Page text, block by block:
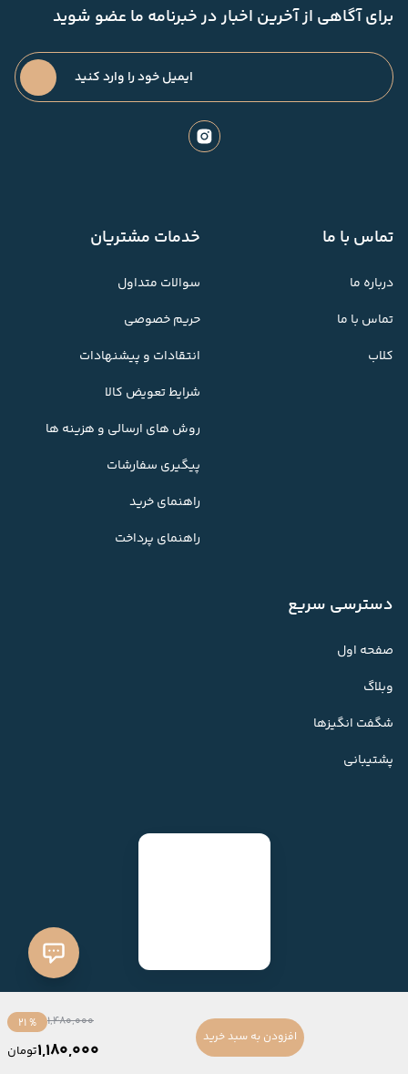
1,480,000
% 21
1,180,000تومان
افزودن به سبد خرید
برای آگاهی از آخرین اخبار در خبرنامه ما عضو شوید
تماس با ما
درباره ما
تماس با ما
کلاب
خدمات مشتریان
سوالات متداول
حریم خصوصی
انتقادات و پیشنهادات
شرایط تعویض کالا
روش های ارسالی و هزینه ها
پیگیری سفارشات
راهنمای خرید
راهنمای پرداخت
دسترسی سریع
صفحه اول
وبلاگ
شگفت انگیزها
پشتیبانی
ساخته شده بافروشگاه ساز میهن شاپ